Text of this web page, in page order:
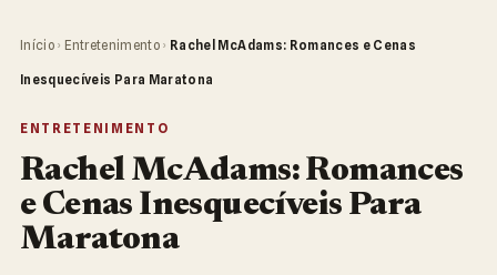
Início › Entretenimento › Rachel McAdams: Romances e Cenas
Inesquecíveis Para Maratona
ENTRETENIMENTO
Rachel McAdams: Romances
e Cenas Inesquecíveis Para
Maratona